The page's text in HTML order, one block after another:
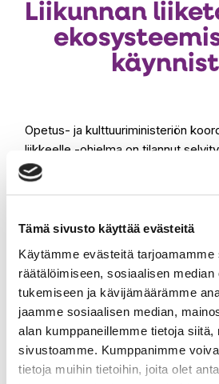
Tämä sivusto käyttää evästeitä
Käytämme evästeitä
räätälöimiseen, sosiaalisen median
tukemiseen ja kävijämäärämme
jaamme sosiaalisen median,
alan kumppaneillemme tietoja siitä,
sivustoamme. Kumppanimme
tietoja muihin tietoihin, joita olet
Liikunnan
Opetus- ja kulttuuriministeriön
liikkeelle -ohjelma on tilannut
tavoitteena on kuvata
ekosysteemin sisältö, laajuus ja
Tuleva ekosysteemiselvitys on osa
ohjelman toimenpidettä, jossa
yrittäjien mahdollisuudet toimia
Selvityksen toteuttajaksi valittiin
Yrityssektorilla on tärkeä rooli
kolmannen sektorin toimijoiden
liikuttamisessa. Liikunta-alan